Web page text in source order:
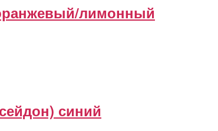
лимонный
синий